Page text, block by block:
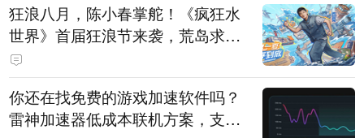
狂浪八月，陈小春掌舵！《疯狂水
世界》首届狂浪节来袭，荒岛求生
直播即将开启
你还在找免费的游戏加速软件吗？
雷神加速器低成本联机方案，支持